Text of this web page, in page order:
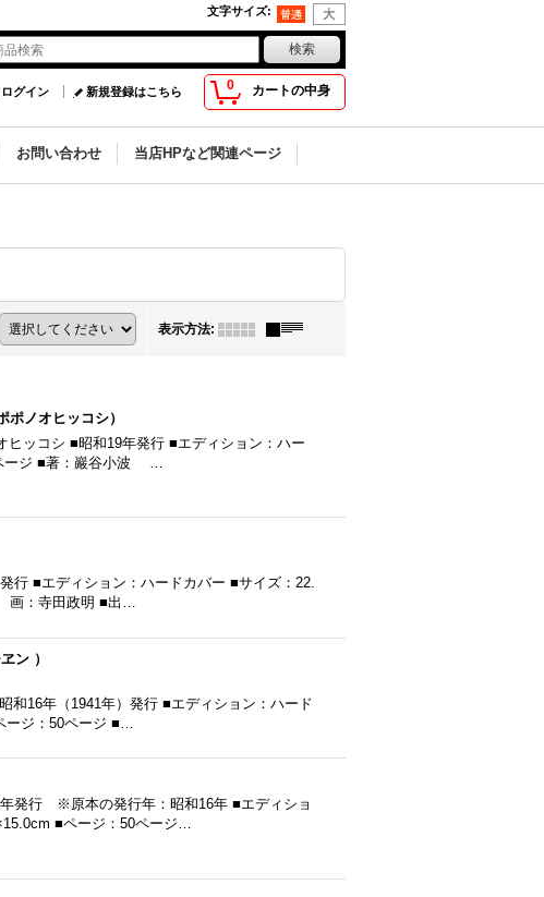
文字サイズ:
0 カートの中身
ログイン 新規登録はこちら
お問い合わせ 当店HPなど関連ページ
表示方法:
ポノオヒッコシ）
ッコシ ■昭和19年発行 ■エディション：ハー
ージ ■著：巖谷小波 …
行 ■エディション：ハードカバー ■サイズ：22.
画：寺田政明 ■出…
ン ）
和16年（1941年）発行 ■エディション：ハード
ージ：50ページ ■…
発行 ※原本の発行年：昭和16年 ■エディショ
■ページ：50ページ…